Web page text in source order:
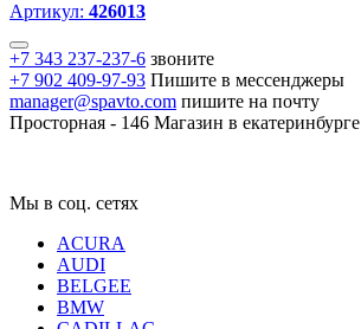
Артикул: 426013
+7 343 237-237-6 звоните
+7 902 409-97-93 Пишите в мессенджеры
manager@spavto.com пишите на почту
Просторная - 146 Магазин в екатеринбурге
Мы в соц. сетях
ACURA
AUDI
BELGEE
BMW